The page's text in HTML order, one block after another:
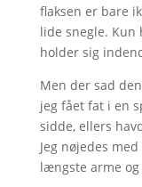
flaksen er bare
lide snegle. Kun
holder sig
Men der sad
jeg fået fat i en
sidde, ellers
Jeg nøjedes
længste arme